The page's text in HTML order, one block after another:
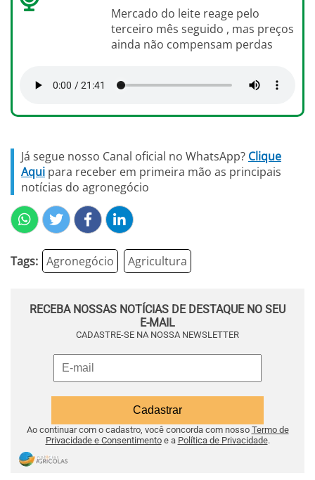
Mercado do leite reage pelo
terceiro mês seguido , mas preços
ainda não compensam perdas
Já segue nosso Canal oficial no WhatsApp? Clique
Aqui para receber em primeira mão as principais
notícias do agronegócio
Tags: Agronegócio Agricultura
RECEBA NOSSAS NOTÍCIAS DE DESTAQUE NO SEU
E-MAIL
CADASTRE-SE NA NOSSA NEWSLETTER
Ao continuar com o cadastro, você concorda com nosso Termo de
Privacidade e Consentimentoe a Política de Privacidade.